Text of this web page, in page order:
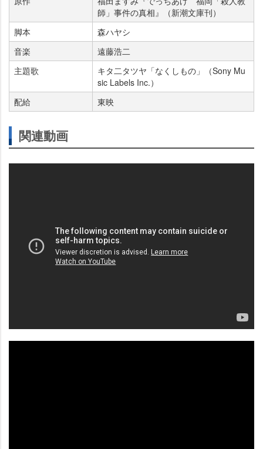
師」事件の真相』（新潮文庫刊）
脚本
森ハヤシ
音楽
遠藤浩二
主題歌
キタ二タツヤ「なくしもの」（Sony Mu
sic Labels Inc.）
配給
東映
関連動画